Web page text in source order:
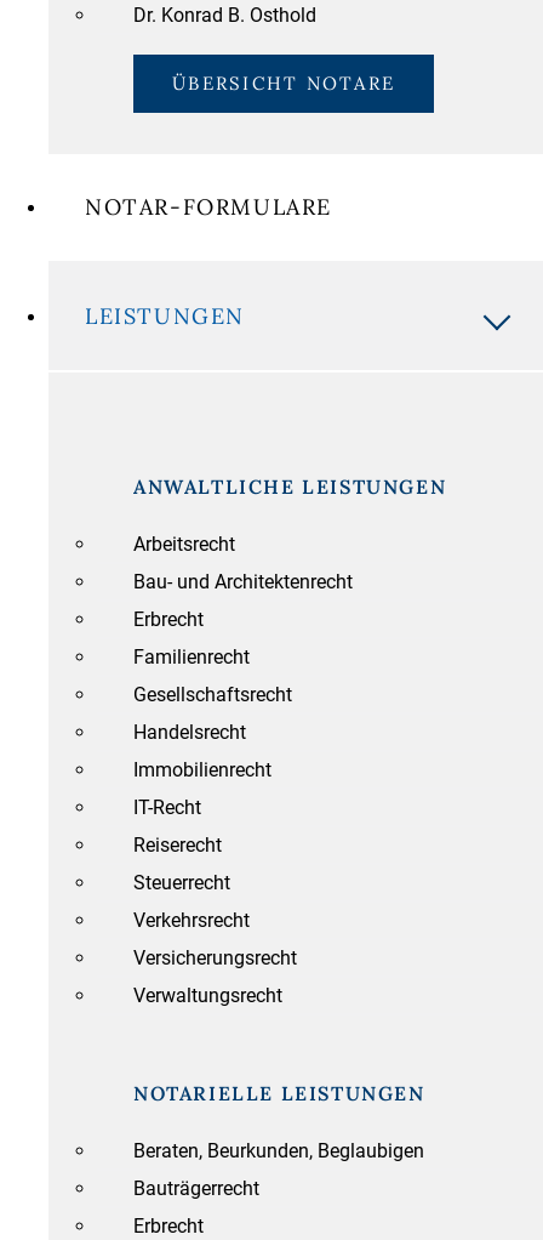
Dr. Konrad B. Osthold
ÜBERSICHT NOTARE
NOTAR-FORMULARE
LEISTUNGEN
ANWALTLICHE LEISTUNGEN
Arbeitsrecht
Bau- und Architektenrecht
Erbrecht
Familienrecht
Gesellschaftsrecht
Handelsrecht
Immobilienrecht
IT-Recht
Reiserecht
Steuerrecht
Verkehrsrecht
Versicherungsrecht
Verwaltungsrecht
NOTARIELLE LEISTUNGEN
Beraten, Beurkunden, Beglaubigen
Bauträgerrecht
Erbrecht